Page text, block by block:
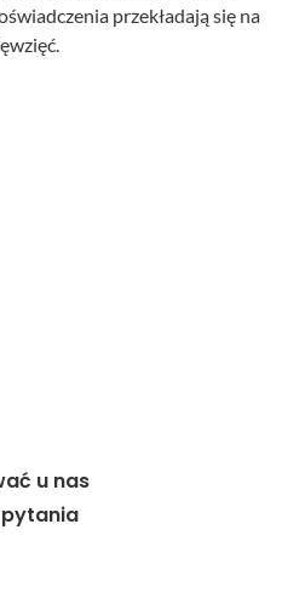
przekładają się na
u nas